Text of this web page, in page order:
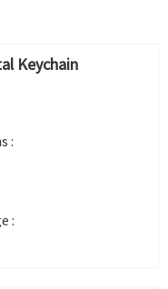
Keychain
:
: